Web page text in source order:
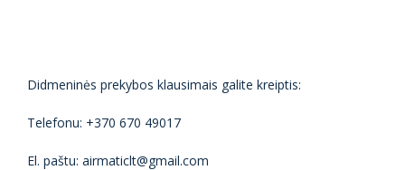
Didmeninės prekybos klausimais galite kreiptis:
Telefonu: +370 670 49017
El. paštu: airmaticlt@gmail.com